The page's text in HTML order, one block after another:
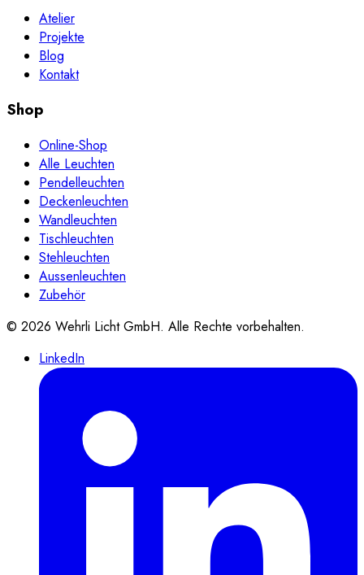
Atelier
Projekte
Blog
Kontakt
Shop
Online-Shop
Alle Leuchten
Pendelleuchten
Deckenleuchten
Wandleuchten
Tischleuchten
Stehleuchten
Aussenleuchten
Zubehör
© 2026 Wehrli Licht GmbH. Alle Rechte vorbehalten.
LinkedIn